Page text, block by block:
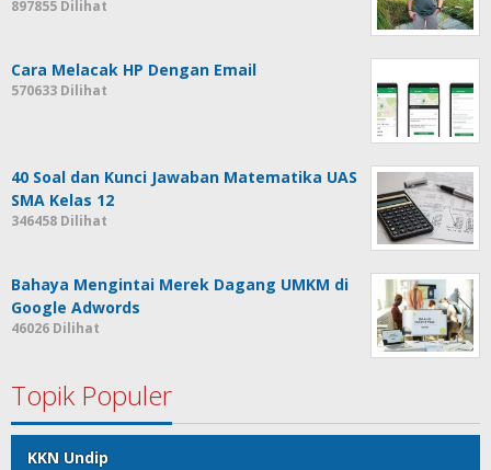
897855 Dilihat
Cara Melacak HP Dengan Email
570633 Dilihat
40 Soal dan Kunci Jawaban Matematika UAS
SMA Kelas 12
346458 Dilihat
Bahaya Mengintai Merek Dagang UMKM di
Google Adwords
46026 Dilihat
Topik Populer
KKN Undip